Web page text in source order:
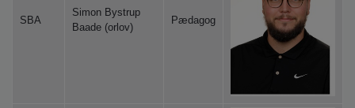
SBA
Simon Bystrup
Baade (orlov)
Pædagog